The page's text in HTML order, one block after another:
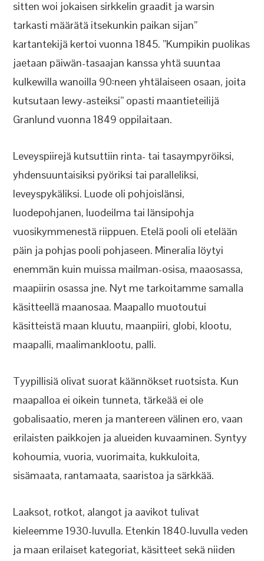
sitten woi jokaisen sirkkelin graadit ja warsin
tarkasti määrätä itsekunkin paikan sijan”
kartantekijä kertoi vuonna 1845. ”Kumpikin puolikas
jaetaan päiwän-tasaajan kanssa yhtä suuntaa
kulkewilla wanoilla 90:neen yhtälaiseen osaan, joita
kutsutaan lewy-asteiksi” opasti maantieteilijä
Granlund vuonna 1849 oppilaitaan.
Leveyspiirejä kutsuttiin rinta- tai tasaympyröiksi,
yhdensuuntaisiksi pyöriksi tai paralleliksi,
leveyspykäliksi. Luode oli pohjoislänsi,
luodepohjanen, luodeilma tai länsipohja
vuosikymmenestä riippuen. Etelä pooli oli etelään
päin ja pohjas pooli pohjaseen. Mineralia löytyi
enemmän kuin muissa mailman-osisa, maaosassa,
maapiirin osassa jne. Nyt me tarkoitamme samalla
käsitteellä maanosaa. Maapallo muotoutui
käsitteistä maan kluutu, maanpiiri, globi, klootu,
maapalli, maalimanklootu, palli.
Tyypillisiä olivat suorat käännökset ruotsista. Kun
maapalloa ei oikein tunneta, tärkeää ei ole
gobalisaatio, meren ja mantereen välinen ero, vaan
erilaisten paikkojen ja alueiden kuvaaminen. Syntyy
kohoumia, vuoria, vuorimaita, kukkuloita,
sisämaata, rantamaata, saaristoa ja särkkää.
Laaksot, rotkot, alangot ja aavikot tulivat
kieleemme 1930-luvulla. Etenkin 1840-luvulla veden
ja maan erilaiset kategoriat, käsitteet sekä niiden